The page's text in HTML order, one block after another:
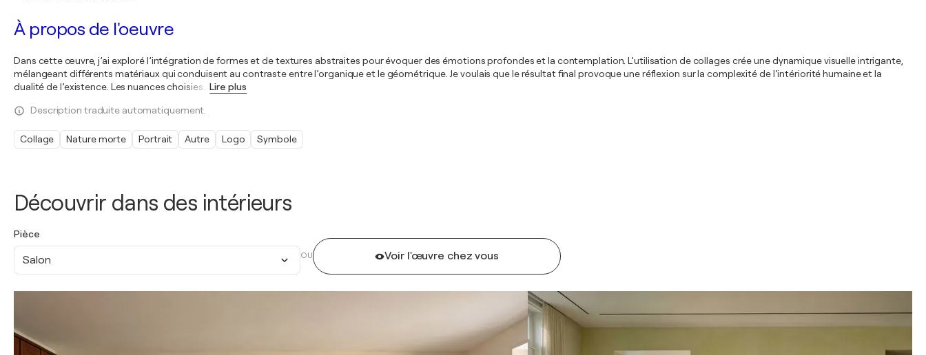
Découvrir dans des intérieurs
Pièce
Salon OU Voir l'œuvre chez vous
À propos de l'oeuvre
Dans cette œuvre, j’ai exploré l’intégration de formes et de textures abstraites pour évoquer des émotions profondes et la contemplation. L’utilisation de collages crée une dynamique visuelle intrigante,
mélangeant différents matériaux qui conduisent au contraste entre l’organique et le géométrique. Je voulais que le résultat final provoque une réflexion sur la complexité de l’intériorité humaine et la
dualité de l’existence. Les nuances choisies
Lire plus
Description traduite automatiquement.
Collage Nature morte Portrait Autre Logo Symbole